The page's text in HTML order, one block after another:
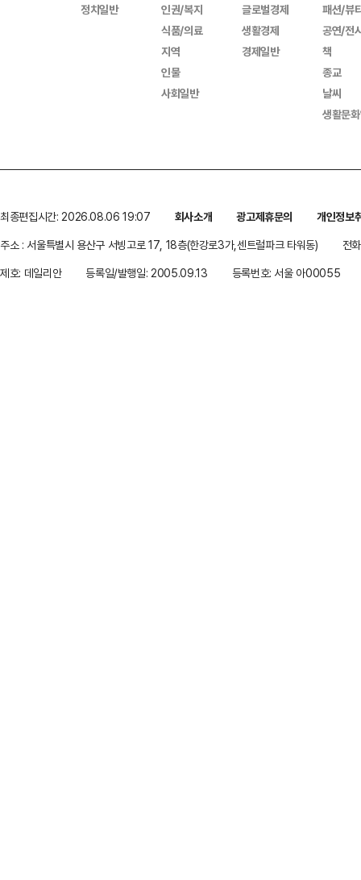
정치일반
인권/복지
식품/의료
지역
인물
사회일반
글로벌경제
생활경제
경제일반
패션/뷰
공연/전
책
종교
날씨
생활문
최종편집시간: 2026.08.06 19:07 회사소개 광고제휴문의
개인정보
주소 : 서울특별시 용산구 서빙고로 17, 18층(한강로3가,센트럴파크 타워동)
전
제호: 데일리안
등록일/발행일: 2005.09.13 등록번호: 서울 아00055